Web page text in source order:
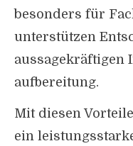
besonders für
unterstützen
aussagekräftigen
aufbereitung.
Mit diesen
ein